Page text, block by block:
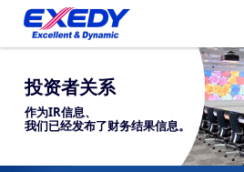
投资者关系
作为IR信息、
我们已经发布了财务结果信息。